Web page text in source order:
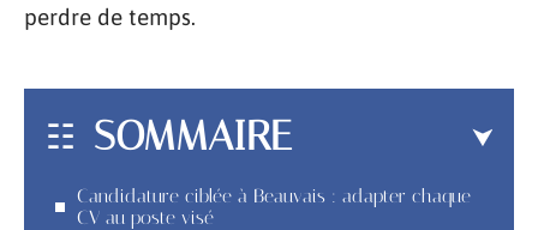
perdre de temps.
SOMMAIRE
Candidature ciblée à Beauvais : adapter chaque
CV au poste visé